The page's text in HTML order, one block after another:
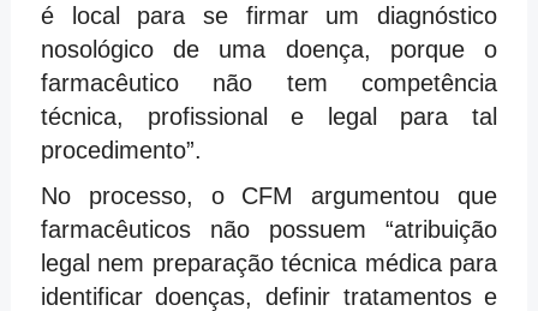
é local para se firmar um diagnóstico
nosológico de uma doença, porque o
farmacêutico não tem competência
técnica, profissional e legal para tal
procedimento”.
No processo, o CFM argumentou que
farmacêuticos não possuem “atribuição
legal nem preparação técnica médica para
identificar doenças, definir tratamentos e